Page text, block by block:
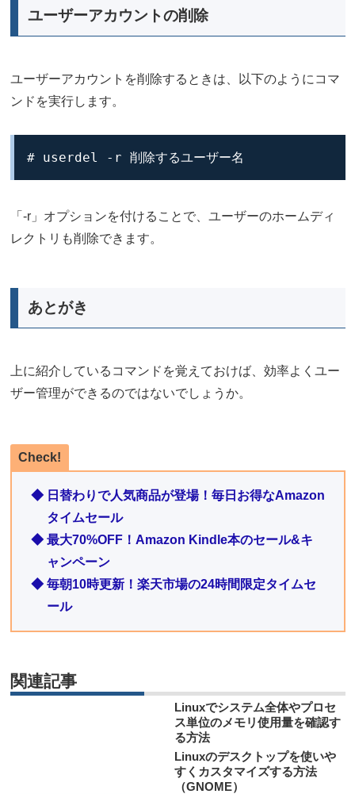
ユーザーアカウントの削除
ユーザーアカウントを削除するときは、以下のようにコマ
ンドを実行します。
# userdel -r 削除するユーザー名
「-r」オプションを付けることで、ユーザーのホームディ
レクトリも削除できます。
あとがき
上に紹介しているコマンドを覚えておけば、効率よくユー
ザー管理ができるのではないでしょうか。
Check!
◆ 日替わりで人気商品が登場！毎日お得なAmazon
タイムセール
◆ 最大70%OFF！Amazon Kindle本のセール&キ
ャンペーン
◆ 毎朝10時更新！楽天市場の24時間限定タイムセ
ール
関連記事
Linuxでシステム全体やプロセ
ス単位のメモリ使用量を確認す
る方法
Linuxのデスクトップを使いや
すくカスタマイズする方法
（GNOME）